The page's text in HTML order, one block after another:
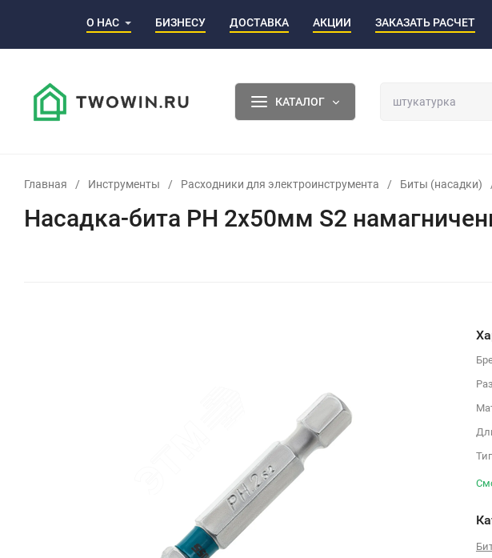
О НАС БИЗНЕСУ ДОСТАВКА АКЦИИ ЗАКАЗАТЬ РАСЧЕТ
КАТАЛОГ
Главная / Инструменты / Расходники для электроинструмента / Биты (насадки)
Насадка-бита PH 2х50мм S2